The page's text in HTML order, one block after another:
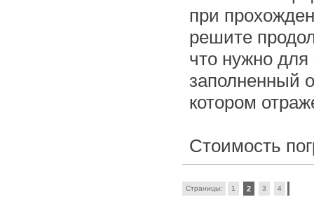
при
решите
что нужно для
заполненный
котором
Стоимость
Страницы: 1 2 3 4